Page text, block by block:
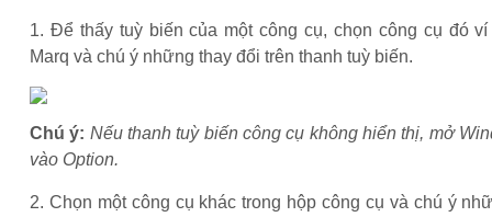
1. Để thấy tuỳ biến của một công cụ, chọn công cụ đó
Marq và chú ý những thay đổi trên thanh tuỳ biến.
Chú ý: Nếu thanh tuỳ biến công cụ không hiển thị, mở
vào Option.
2. Chọn một công cụ khác trong hộp công cụ và chú ý